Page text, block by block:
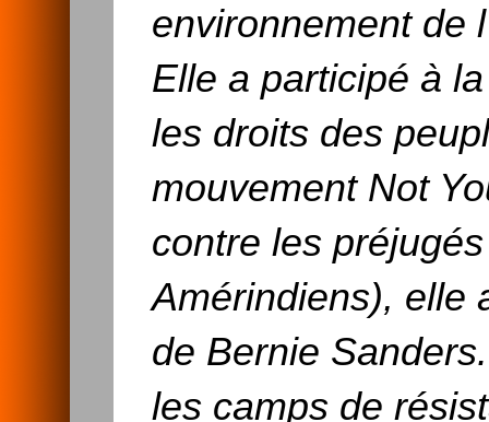
environnement de
Elle a participé à
les droits des
mouvement Not
contre les
Amérindiens), elle
de Bernie
les camps de